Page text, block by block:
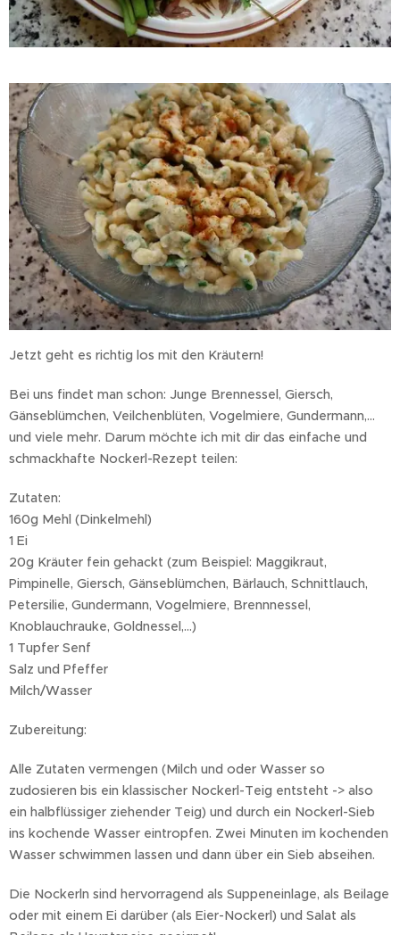
Jetzt geht es richtig los mit den Kräutern!
Bei uns findet man schon: Junge Brennessel, Giersch,
Gänseblümchen, Veilchenblüten, Vogelmiere, Gundermann,...
und viele mehr. Darum möchte ich mit dir das einfache und
schmackhafte Nockerl-Rezept teilen:
Zutaten:
160g Mehl (Dinkelmehl)
1 Ei
20g Kräuter fein gehackt (zum Beispiel: Maggikraut,
Pimpinelle, Giersch, Gänseblümchen, Bärlauch, Schnittlauch,
Petersilie, Gundermann, Vogelmiere, Brennnessel,
Knoblauchrauke, Goldnessel,...)
1 Tupfer Senf
Salz und Pfeffer
Milch/Wasser
Zubereitung:
Alle Zutaten vermengen (Milch und oder Wasser so
zudosieren bis ein klassischer Nockerl-Teig entsteht -> also
ein halbflüssiger ziehender Teig) und durch ein Nockerl-Sieb
ins kochende Wasser eintropfen. Zwei Minuten im kochenden
Wasser schwimmen lassen und dann über ein Sieb abseihen.
Die Nockerln sind hervorragend als Suppeneinlage, als Beilage
oder mit einem Ei darüber (als Eier-Nockerl) und Salat als